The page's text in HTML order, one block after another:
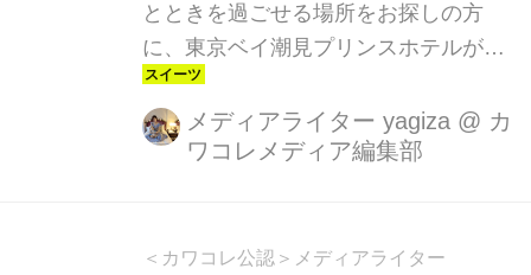
とときを過ごせる場所をお探しの方
に、東京ベイ潮見プリンスホテルが提
供する『ピーチアフタヌーンティー～
Fluffy Shaved Ice～』をご紹介しま
す。2024年8月1日から10月31日まで
ける独創的なスイーツと、八ヶ岳の天
メディアライター yagiza @ カ
ワコレメディア編集部
＜カワコレ公認＞メディアライター